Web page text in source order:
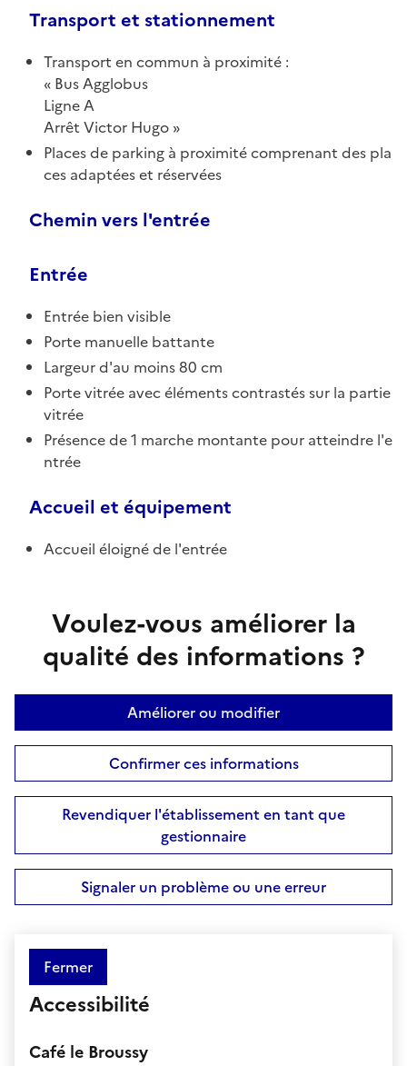
Transport et stationnement
Transport en commun à proximité :
Bus Agglobus
Ligne A
Arrêt Victor Hugo
Places de parking à proximité comprenant des pla
ces adaptées et réservées
Chemin vers l'entrée
Entrée
Entrée bien visible
Porte manuelle battante
Largeur d'au moins 80 cm
Porte vitrée avec éléments contrastés sur la partie
vitrée
Présence de 1 marche montante pour atteindre l'e
ntrée
Accueil et équipement
Accueil éloigné de l'entrée
Voulez-vous améliorer la
qualité des informations ?
Améliorer ou modifier
Confirmer ces informations
Revendiquer l'établissement en tant que
gestionnaire
Signaler un problème ou une erreur
Fermer
Accessibilité
Café le Broussy